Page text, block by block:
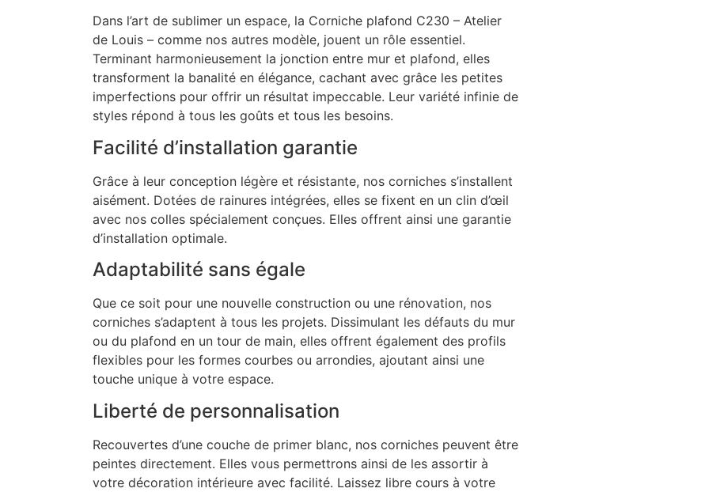
Dans l’art de sublimer un espace, la Corniche plafond C230 – Atelier
de Louis – comme nos autres modèle, jouent un rôle essentiel.
Terminant harmonieusement la jonction entre mur et plafond, elles
transforment la banalité en élégance, cachant avec grâce les petites
imperfections pour offrir un résultat impeccable. Leur variété infinie de
styles répond à tous les goûts et tous les besoins.
Facilité d’installation garantie
Grâce à leur conception légère et résistante, nos corniches s’installent
aisément. Dotées de rainures intégrées, elles se fixent en un clin d’œil
avec nos colles spécialement conçues. Elles offrent ainsi une garantie
d’installation optimale.
Adaptabilité sans égale
Que ce soit pour une nouvelle construction ou une rénovation, nos
corniches s’adaptent à tous les projets. Dissimulant les défauts du mur
ou du plafond en un tour de main, elles offrent également des profils
flexibles pour les formes courbes ou arrondies, ajoutant ainsi une
touche unique à votre espace.
Liberté de personnalisation
Recouvertes d’une couche de primer blanc, nos corniches peuvent être
peintes directement. Elles vous permettrons ainsi de les assortir à
votre décoration intérieure avec facilité. Laissez libre cours à votre